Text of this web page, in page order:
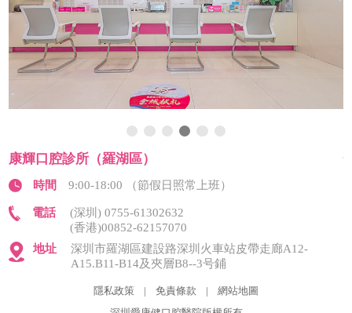
康輝口腔診所（羅湖區）
時間 9:00-18:00 （節假日照常上班）
電話
(深圳) 0755-61302632
(香港)00852-62157070
地址
深圳市羅湖區建設路深圳火車站皮帶走廊A12-
A15.B11-B14及夾層B8--3号鋪
隱私政策 | 免責條款 | 網站地圖